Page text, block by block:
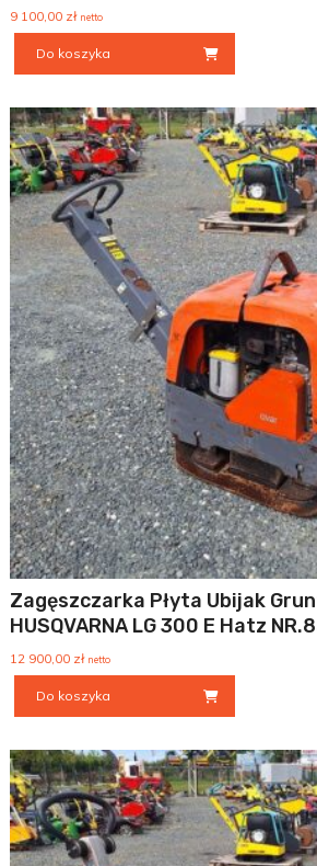
9 100,00 zł netto
Do koszyka
Zagęszczarka Płyta Ubijak
HUSQVARNA LG 300 E Hatz
12 900,00 zł netto
Do koszyka